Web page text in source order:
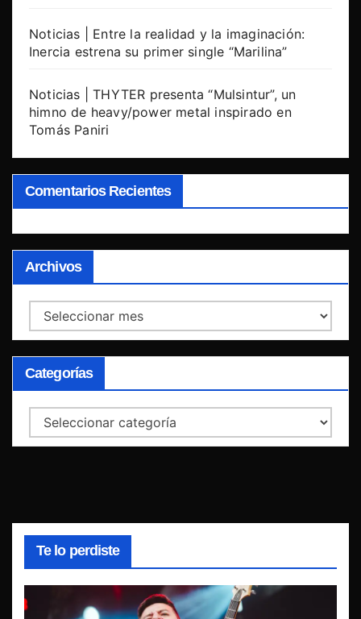
Noticias | Entre la realidad y la imaginación:
Inercia estrena su primer single “Marilina”
Noticias | THYTER presenta “Mulsintur”, un
himno de heavy/power metal inspirado en
Tomás Paniri
Comentarios Recientes
Archivos
Archivos
Categorías
Categorías
Te lo perdiste